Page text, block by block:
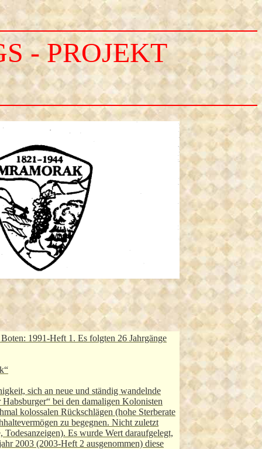
- PROJEKT
1991-Heft 1. Es folgten 26 Jahrgänge
sich an neue und ständig wandelnde
bei den damaligen Kolonisten
kolossalen Rückschlägen (hohe Sterberate
zu begegnen. Nicht zuletzt
Es wurde Wert daraufgelegt,
2003 (2003-Heft 2 ausgenommen) diese